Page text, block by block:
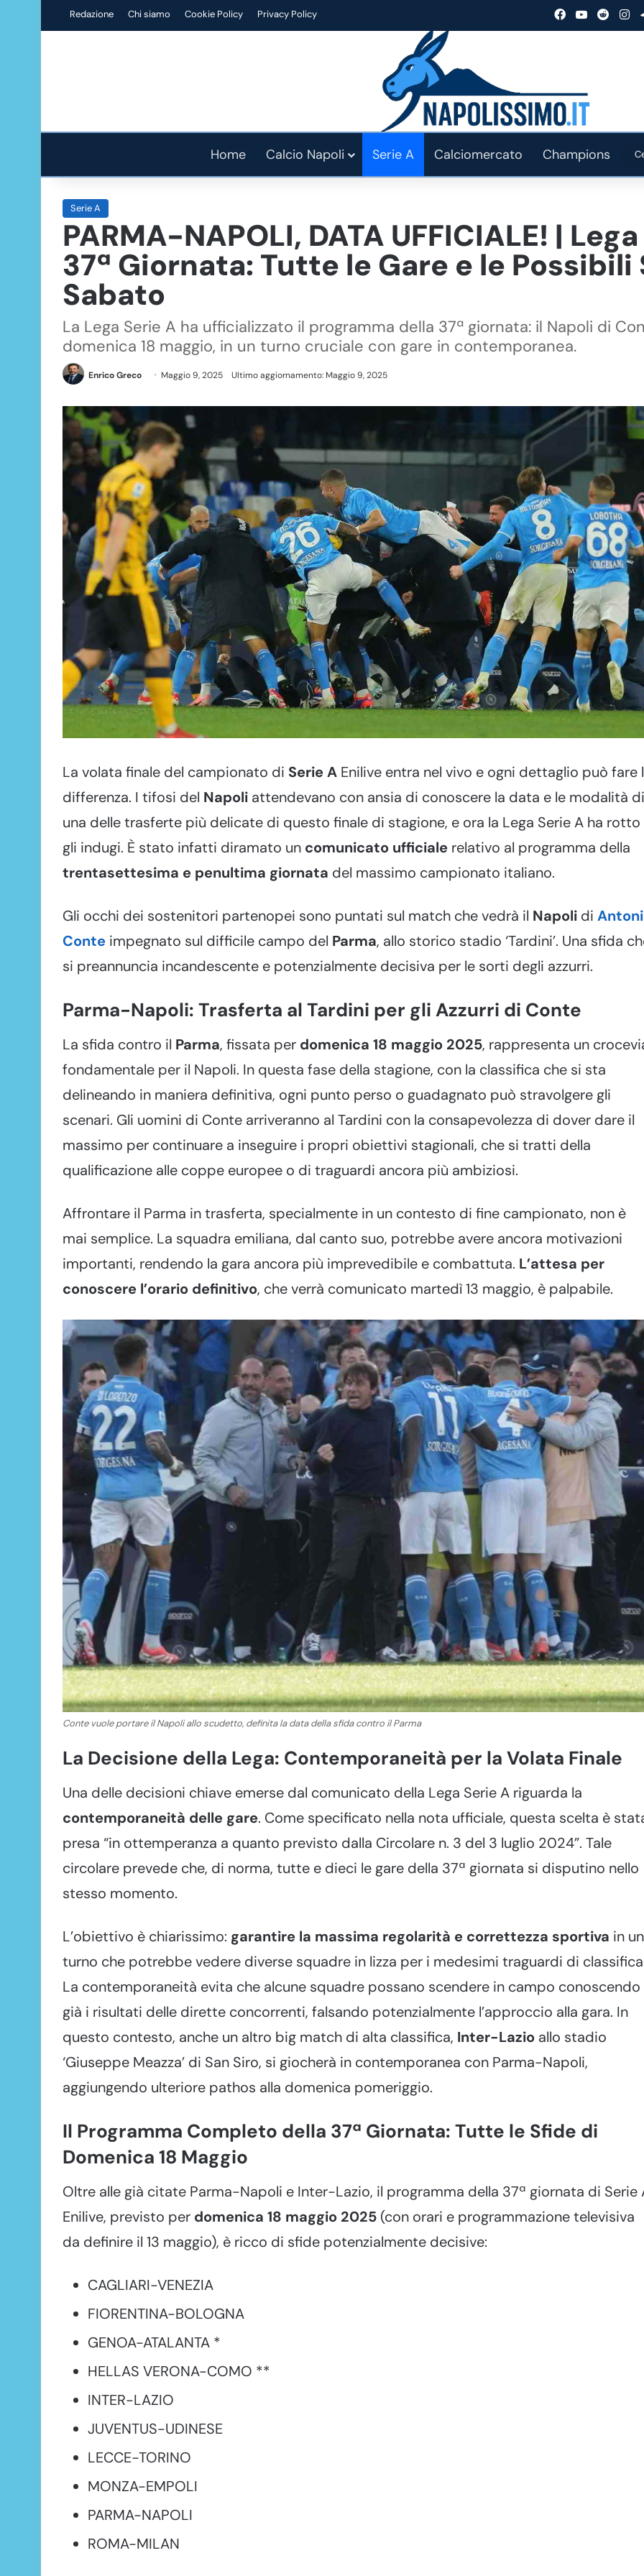
Redazione Chi siamo Cookie Policy Privacy Policy FacebookYou TubeReddit
Home Calcio Napoli Serie A Calciomercato Champions
Serie A
PARMA-NAPOLI, DATA UFFICIALE! |
37ª Giornata: Tutte le Gare e le
Sabato
La Lega Serie A ha ufficializzato il programma della 37ª giornata: il Napoli di
domenica 18 maggio, in un turno cruciale con gare in contemporanea.
Enrico Greco Maggio 9, 2025 Ultimo aggiornamento: Maggio 9, 2025
La volata finale del campionato di Serie A Enilive entra nel vivo e ogni dettaglio può fare
differenza. I tifosi del Napoli attendevano con ansia di conoscere la data e le modalità di
una delle trasferte più delicate di questo finale di stagione, e ora la Lega Serie A ha rotto
gli indugi. È stato infatti diramato un comunicato ufficiale relativo al programma della
trentasettesima e penultima giornata del massimo campionato italiano.
Gli occhi dei sostenitori partenopei sono puntati sul match che vedrà il Napoli di
Conte impegnato sul difficile campo del Parma, allo storico stadio ‘Tardini’. Una sfida
si preannuncia incandescente e potenzialmente decisiva per le sorti degli azzurri.
Parma-Napoli: Trasferta al Tardini per gli Azzurri di Conte
La sfida contro il Parma, fissata per domenica 18 maggio 2025, rappresenta un
fondamentale per il Napoli. In questa fase della stagione, con la classifica che si sta
delineando in maniera definitiva, ogni punto perso o guadagnato può stravolgere gli
scenari. Gli uomini di Conte arriveranno al Tardini con la consapevolezza di dover dare il
massimo per continuare a inseguire i propri obiettivi stagionali, che si tratti della
qualificazione alle coppe europee o di traguardi ancora più ambiziosi.
Affrontare il Parma in trasferta, specialmente in un contesto di fine campionato, non è
mai semplice. La squadra emiliana, dal canto suo, potrebbe avere ancora motivazioni
importanti, rendendo la gara ancora più imprevedibile e combattuta. L’attesa per
conoscere l’orario definitivo, che verrà comunicato martedì 13 maggio, è palpabile.
Conte vuole portare il Napoli allo scudetto, definita la data della sfida contro il Parma
La Decisione della Lega: Contemporaneità per la Volata Finale
Una delle decisioni chiave emerse dal comunicato della Lega Serie A riguarda la
contemporaneità delle gare. Come specificato nella nota ufficiale, questa scelta è
presa “in ottemperanza a quanto previsto dalla Circolare n. 3 del 3 luglio 2024”. Tale
circolare prevede che, di norma, tutte e dieci le gare della 37ª giornata si disputino nello
stesso momento.
L’obiettivo è chiarissimo: garantire la massima regolarità e correttezza sportiva in un
turno che potrebbe vedere diverse squadre in lizza per i medesimi traguardi di
La contemporaneità evita che alcune squadre possano scendere in campo conoscendo
già i risultati delle dirette concorrenti, falsando potenzialmente l’approccio alla gara. In
questo contesto, anche un altro big match di alta classifica, Inter-Lazio allo stadio
‘Giuseppe Meazza’ di San Siro, si giocherà in contemporanea con Parma-Napoli,
aggiungendo ulteriore pathos alla domenica pomeriggio.
Il Programma Completo della 37ª Giornata: Tutte le Sfide di
Domenica 18 Maggio
Oltre alle già citate Parma-Napoli e Inter-Lazio, il programma della 37ª giornata di Serie
Enilive, previsto per domenica 18 maggio 2025 (con orari e programmazione televisiva
da definire il 13 maggio), è ricco di sfide potenzialmente decisive:
CAGLIARI-VENEZIA
FIORENTINA-BOLOGNA
GENOA-ATALANTA *
HELLAS VERONA-COMO **
INTER-LAZIO
JUVENTUS-UDINESE
LECCE-TORINO
MONZA-EMPOLI
PARMA-NAPOLI
ROMA-MILAN